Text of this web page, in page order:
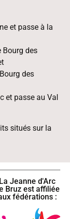
et passe à la
Bourg des
des
et passe au Val
situés sur la
La Jeanne d'Arc
Bruz est affiliée
fédérations :